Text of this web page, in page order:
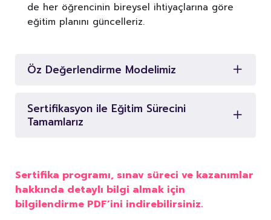
de her öğrencinin bireysel ihtiyaçlarına göre
eğitim planını güncelleriz.
Öz Değerlendirme Modelimiz
Sertifikasyon ile Eğitim Sürecini
Tamamlarız
Sertifika programı, sınav süreci ve kazanımlar
hakkında detaylı bilgi almak için
bilgilendirme PDF’ini indirebilirsiniz.